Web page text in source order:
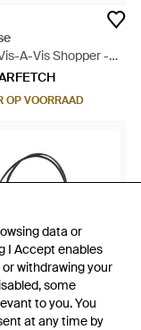
data or
I Accept enables
withdrawing your
some
to you. You
at any time by
data or
I Accept enables
withdrawing your
some
to you. You
at any time by
A-Vis Shopper -
OP VOORRAAD